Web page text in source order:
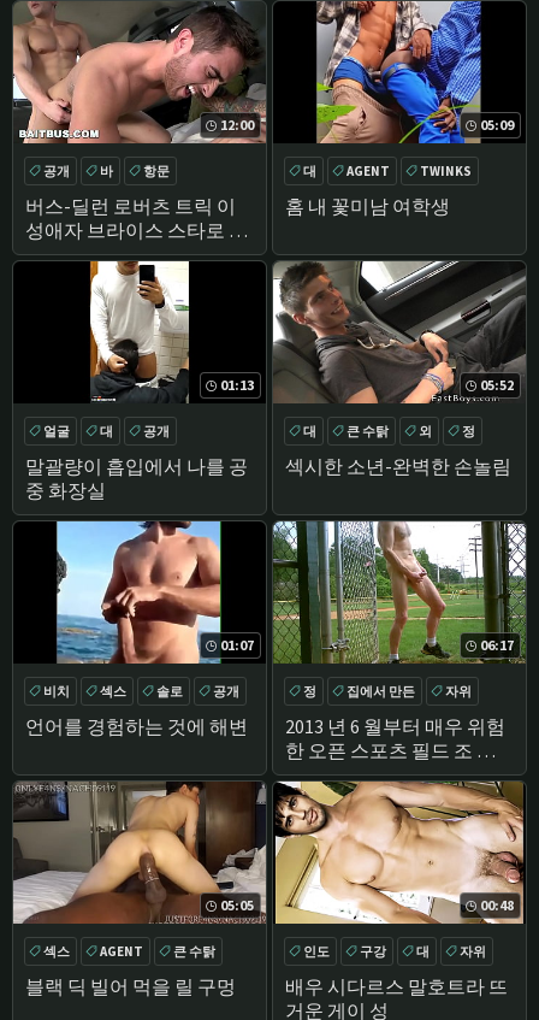
12:00
버스-딜런 로버츠 트릭 이
성애자 브라이스 스타로 게
이 섹스
공개 바 항문
05:09
홈 내 꽃미남 여학생
대 AGENT
TWINKS
큰 수탉
01:13
말괄량이 흡입에서 나를 공
중 화장실
얼굴 대
공개
아마추어
05:52
섹시한 소년-완벽한 손놀림
대 큰 수탉 외 정
01:07
언어를 경험하는 것에 해변
비치 섹스 솔로 공개
06:17
2013 년 6 월부터 매우 위험
한 오픈 스포츠 필드 조 흐
리게 얼굴
정 집에서 만든
자위
큰 수탉
05:05
블랙 딕 빌어 먹을 릴 구멍
섹스 AGENT
큰 수탉
블랙
00:48
배우 시다르스 말호트라 뜨
거운 게이 성
인도 구강 대 자위